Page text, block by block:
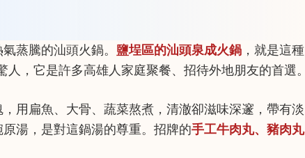
蒸騰的汕頭火鍋。 鹽埕區的汕頭泉成火鍋 ，就是這種
，它是許多高雄人家庭聚餐、招待外地朋友的首選。
用扁魚、大骨、蔬菜熬煮，清澈卻滋味深邃，帶有淡
湯，是對這鍋湯的尊重。招牌的手工牛肉丸、豬肉丸